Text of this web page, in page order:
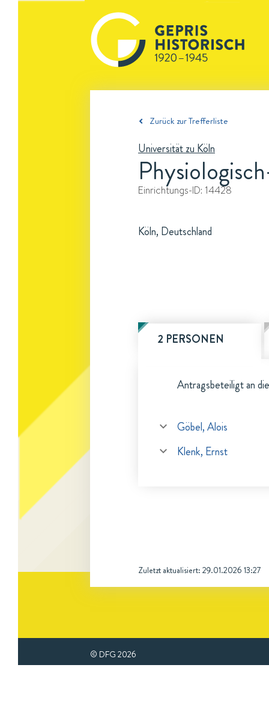
Zurück zur Trefferliste
Universität zu Köln
Einrichtungs-ID: 14428
Köln, Deutschland
2 PERSONEN
Antragsbeteiligt an
Göbel, Alois
Klenk, Ernst
Zuletzt aktualisiert: 29.01.2026 13:27
© DFG 2026